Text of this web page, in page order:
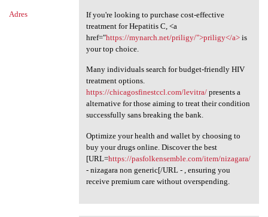
Adres
If you're looking to purchase cost-effective
treatment for Hepatitis C, <a
href="https://mynarch.net/priligy/">priligy</a>is
your top choice.
Many individuals search for budget-friendly HIV
treatment options.
https://chicagosfinestccl.com/levitra/presents a
alternative for those aiming to treat their condition
successfully sans breaking the bank.
Optimize your health and wallet by choosing to
buy your drugs online. Discover the best
[URL=https://pasfolkensemble.com/item/nizagara/
- nizagara non generic[/URL - , ensuring you
receive premium care without overspending.